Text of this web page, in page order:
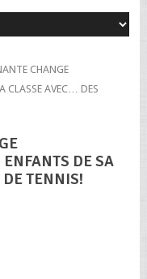
CHANGE
CLASSE AVEC… DES
DE SA
TENNIS!